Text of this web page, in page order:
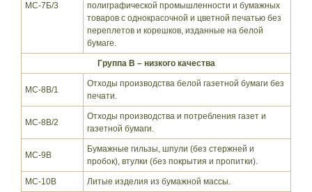
МС-7Б/3
полиграфической промышленности и бумажных
товаров с однокрасочной и цветной печатью без
переплетов и корешков, изданные на белой
бумаге.
Группа В – низкого качества
МС-8В/1
Отходы производства белой газетной бумаги без
печати.
МС-8В/2
Отходы производства и потребления газет и
газетной бумаги.
МС-9В
Бумажные гильзы, шпули (без стержней и
пробок), втулки (без покрытия и пропитки).
МС-10В Литые изделия из бумажной массы.